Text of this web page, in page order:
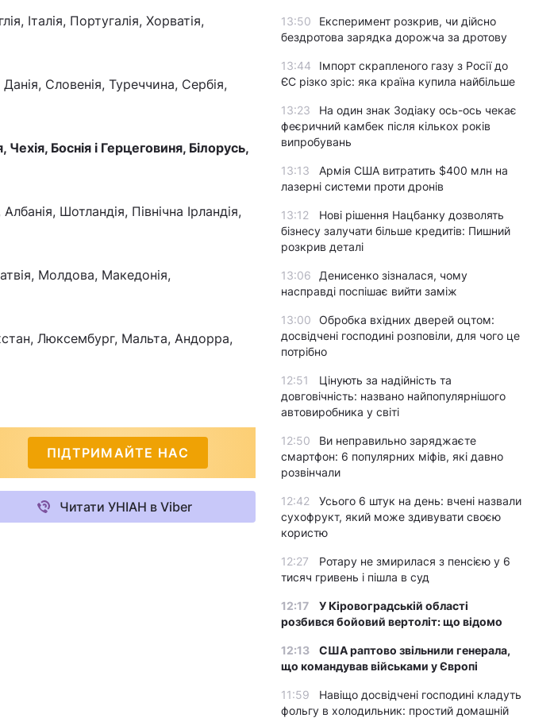
Італія, Португалія, Хорватія,
Словенія, Туреччина, Сербія,
Боснія і Герцеговиня, Білорусь,
Шотландія, Північна Ірландія,
Молдова, Македонія,
Люксембург, Мальта, Андорра,
ПІДТРИМАЙТЕ НАС
Читати УНІАН в Viber
13:50
Експеримент розкрив, чи дійсно
бездротова зарядка дорожча за дротову
13:44
Імпорт скрапленого газу з Росії до
ЄС різко зріс: яка країна купила найбільше
13:23
На один знак Зодіаку ось-ось чекає
феєричний камбек після кількох років
випробувань
13:13
Армія США витратить $400 млн на
лазерні системи проти дронів
13:12
Нові рішення Нацбанку дозволять
бізнесу залучати більше кредитів: Пишний
розкрив деталі
13:06
Денисенко зізналася, чому
насправді поспішає вийти заміж
13:00
Обробка вхідних дверей оцтом:
досвідчені господині розповіли, для чого це
потрібно
12:51
Цінують за надійність та
довговічність: названо найпопулярнішого
автовиробника у світі
12:50
Ви неправильно заряджаєте
смартфон: 6 популярних міфів, які давно
розвінчали
12:42
Усього 6 штук на день: вчені назвали
сухофрукт, який може здивувати своєю
користю
12:27
Ротару не змирилася з пенсією у 6
тисяч гривень і пішла в суд
12:17
У Кіровоградській області
розбився бойовий вертоліт: що відомо
12:13
США раптово звільнили генерала,
що командував військами у Європі
11:59
Навіщо досвідчені господині кладуть
фольгу в холодильник: простий домашній